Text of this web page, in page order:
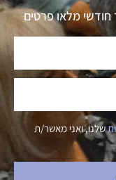
חודשי מלאו פרטים
שלנו, ואני מאשר/ת